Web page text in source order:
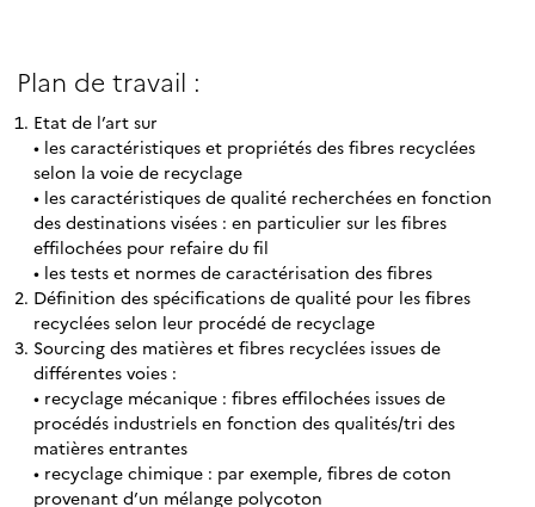
Plan de travail :
Etat de l’art sur
• les caractéristiques et propriétés des fibres recyclées
selon la voie de recyclage
• les caractéristiques de qualité recherchées en fonction
des destinations visées : en particulier sur les fibres
effilochées pour refaire du fil
• les tests et normes de caractérisation des fibres
Définition des spécifications de qualité pour les fibres
recyclées selon leur procédé de recyclage
Sourcing des matières et fibres recyclées issues de
différentes voies :
• recyclage mécanique : fibres effilochées issues de
procédés industriels en fonction des qualités/tri des
matières entrantes
• recyclage chimique : par exemple, fibres de coton
provenant d’un mélange polycoton